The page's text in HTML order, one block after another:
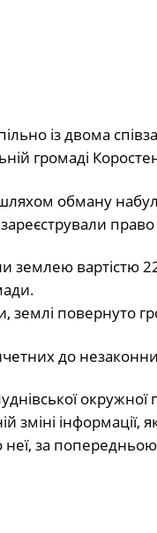
із двома
громаді
обману
право
землею вартістю
землі повернуто
до
зміні
за